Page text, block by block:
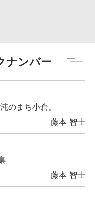
ナンバー
のまち小倉。
藤本 智士
藤本 智士